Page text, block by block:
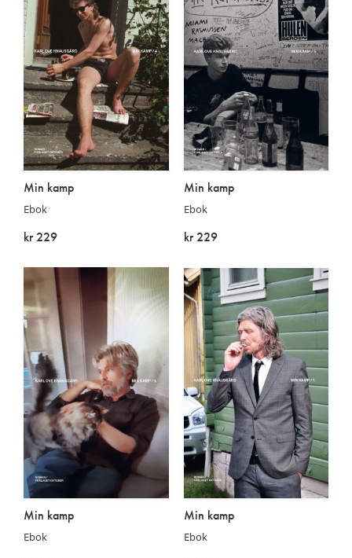
Min kamp
Ebok
kr 229
Min kamp
Ebok
kr 229
Min kamp
Ebok
Min kamp
Ebok